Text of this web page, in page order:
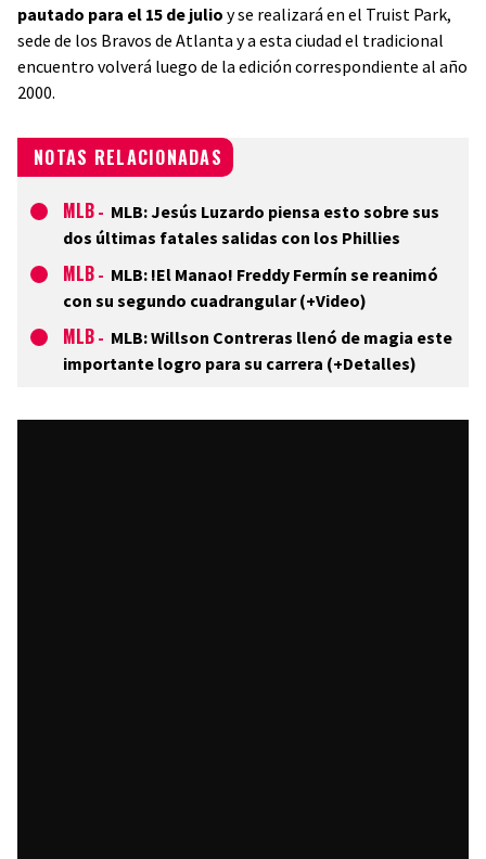
pautado para el 15 de julio y se realizará en el Truist Park,
sede de los Bravos de Atlanta y a esta ciudad el tradicional
encuentro volverá luego de la edición correspondiente al año
2000.
NOTAS RELACIONADAS
MLB - MLB: Jesús Luzardo piensa esto sobre sus
dos últimas fatales salidas con los Phillies
MLB - MLB: !El Manao! Freddy Fermín se reanimó
con su segundo cuadrangular (+Video)
MLB - MLB: Willson Contreras llenó de magia este
importante logro para su carrera (+Detalles)